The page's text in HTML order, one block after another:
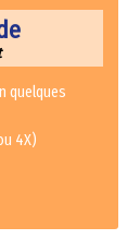
quelques
4X)